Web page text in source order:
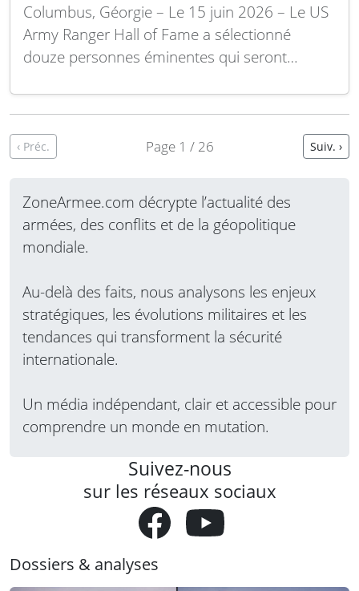
Columbus, Géorgie – Le 15 juin 2026 – Le US
Army Ranger Hall of Fame a sélectionné
douze personnes éminentes qui seront
juin 2026 à Fort Benning, en Géorgie. Créé en
ceux qui ont fait preuve…Lire la suite
‹ Préc. Page 1 / 26 Suiv. ›
ZoneArmee.com décrypte l’actualité des
armées, des conflits et de la géopolitique
mondiale.
Au-delà des faits, nous analysons les enjeux
stratégiques, les évolutions militaires et les
tendances qui transforment la sécurité
internationale.
Un média indépendant, clair et accessible pour
comprendre un monde en mutation.
Suivez-nous
sur les réseaux sociaux
Dossiers & analyses